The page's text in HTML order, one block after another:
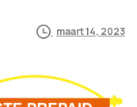
maart 14, 2023